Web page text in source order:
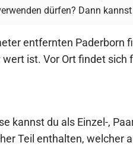
dürfen? Dann
entfernten Paderborn
ist. Vor Ort findet sich
kannst du als Einzel-,
Teil enthalten, welcher